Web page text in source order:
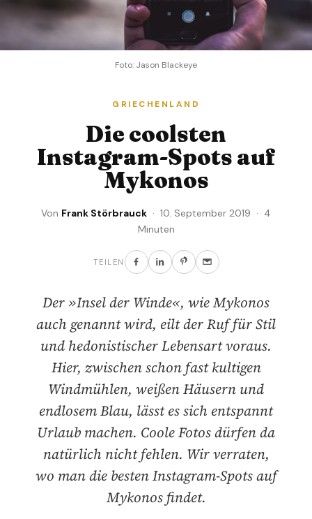
Foto: Jason Blackeye
GRIECHENLAND
Die coolsten
Instagram-Spots auf
Mykonos
Von Frank Störbrauck · 10. September 2019 · 4
Minuten
TEILEN
Der »Insel der Winde«, wie Mykonos
auch genannt wird, eilt der Ruf für Stil
und hedonistischer Lebensart voraus.
Hier, zwischen schon fast kultigen
Windmühlen, weißen Häusern und
endlosem Blau, lässt es sich entspannt
Urlaub machen. Coole Fotos dürfen da
natürlich nicht fehlen. Wir verraten,
wo man die besten Instagram-Spots auf
Mykonos findet.